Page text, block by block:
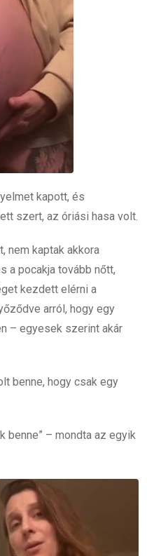
kapott, és
szert, az óriási hasa volt.
nem kaptak akkora
a pocakja tovább nőtt,
kezdett elérni a
arról, hogy egy
– egyesek szerint akár
benne, hogy csak egy
benne” – mondta az egyik